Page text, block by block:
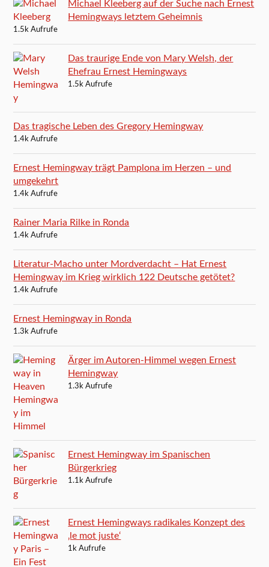
Michael Kleeberg auf der Suche nach Ernest
Hemingways letztem Geheimnis
1.5k Aufrufe
Das traurige Ende von Mary Welsh, der
Ehefrau Ernest Hemingways
1.5k Aufrufe
Das tragische Leben des Gregory Hemingway
1.4k Aufrufe
Ernest Hemingway trägt Pamplona im Herzen – und
umgekehrt
1.4k Aufrufe
Rainer Maria Rilke in Ronda
1.4k Aufrufe
Literatur-Macho unter Mordverdacht – Hat Ernest
Hemingway im Krieg wirklich 122 Deutsche getötet?
1.4k Aufrufe
Ernest Hemingway in Ronda
1.3k Aufrufe
Ärger im Autoren-Himmel wegen Ernest
Hemingway
1.3k Aufrufe
Ernest Hemingway im Spanischen
Bürgerkrieg
1.1k Aufrufe
Ernest Hemingways radikales Konzept des
‚le mot juste‘
1k Aufrufe